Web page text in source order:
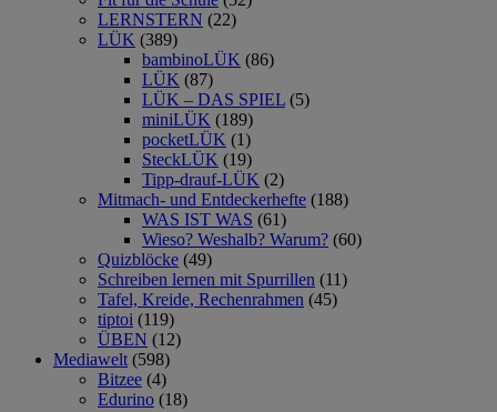
LERNSTERN (22)
LÜK (389)
bambinoLÜK (86)
LÜK (87)
LÜK – DAS SPIEL (5)
miniLÜK (189)
pocketLÜK (1)
SteckLÜK (19)
Tipp-drauf-LÜK (2)
Mitmach- und Entdeckerhefte (188)
WAS IST WAS (61)
Wieso? Weshalb? Warum? (60)
Quizblöcke (49)
Schreiben lernen mit Spurrillen (11)
Tafel, Kreide, Rechenrahmen (45)
tiptoi (119)
ÜBEN (12)
Mediawelt (598)
Bitzee (4)
Edurino (18)